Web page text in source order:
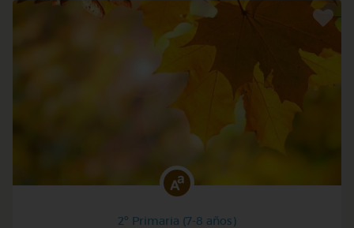
2º Primaria (7-8 años)